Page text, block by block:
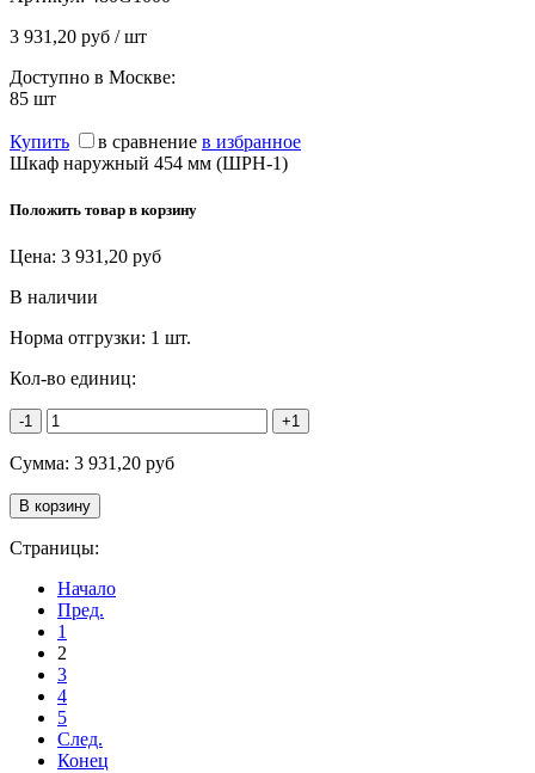
3 931,20 руб / шт
Доступно в Москве:
85 шт
Купить в сравнение в избранное
Шкаф наружный 454 мм (ШРН-1)
Положить товар в корзину
Цена: 3 931,20 руб
В наличии
Норма отгрузки: 1 шт.
Кол-во единиц:
-1 +1
Сумма: 3 931,20 руб
Страницы:
Начало
Пред.
1
2
3
4
5
След.
Конец